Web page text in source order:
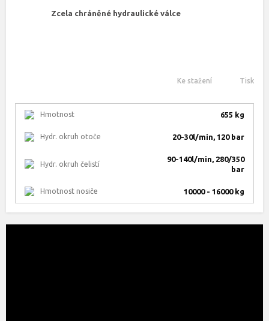
Zcela chráněné hydraulické válce
Ke stažení Tisk
Hmotnost 655 kg
Hydr. okruh otoče 20-30l/min, 120 bar
Hydr. okruh čelistí
90-140l/min, 280/350
bar
Hmotnost nosiče 10000 - 16000 kg